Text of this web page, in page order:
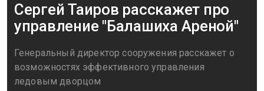
Сергей Таиров расскажет про
управление "Балашиха Ареной"
Генеральный директор сооружения расскажет о
возможностях эффективного управления
ледовым дворцом